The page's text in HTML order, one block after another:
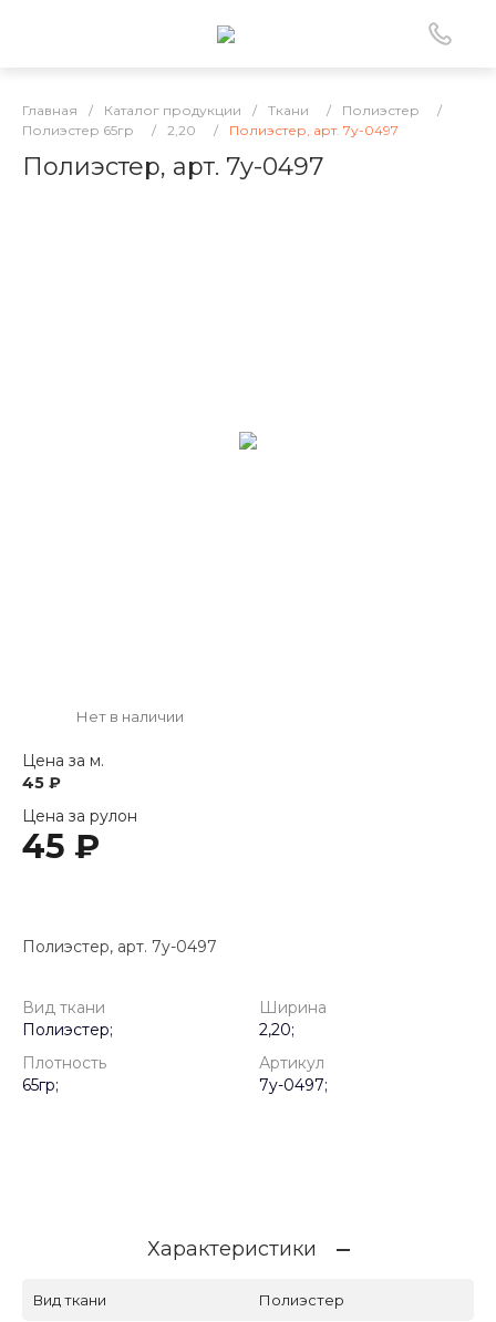
Главная / Каталог продукции / Ткани / Полиэстер
/
Полиэстер 65гр
/ 2,20 / Полиэстер, арт. 7y-0497
Полиэстер, арт. 7y-0497
Нет в наличии
Цена за м.
45 ₽
Цена за рулон
45 ₽
Полиэстер, арт. 7y-0497
Вид ткани
Полиэстер;
Ширина
2,20;
Плотность
65гр;
Артикул
7y-0497;
Характеристики
Вид ткани Полиэстер